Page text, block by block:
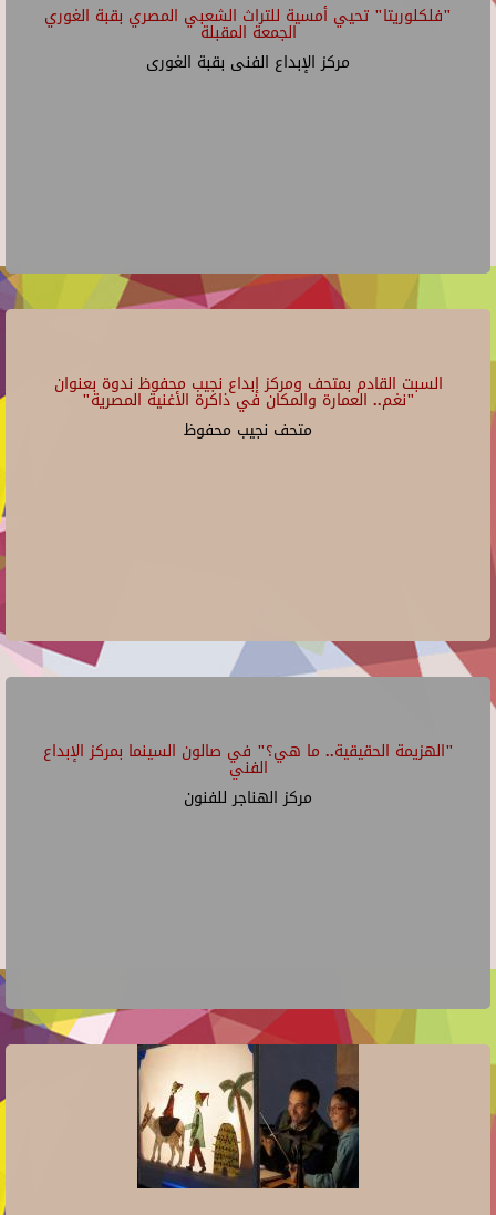
"فلكلوريتا" تحيي أمسية للتراث الشعبي المصري بقبة الغوري
الجمعة المقبلة
مركز الإبداع الفنى بقبة الغورى
السبت القادم بمتحف ومركز إبداع نجيب محفوظ ندوة بعنوان
"نغم.. العمارة والمكان في ذاكرة الأغنية المصرية"
متحف نجيب محفوظ
"الهزيمة الحقيقية.. ما هي؟" في صالون السينما بمركز الإبداع
الفني
مركز الهناجر للفنون